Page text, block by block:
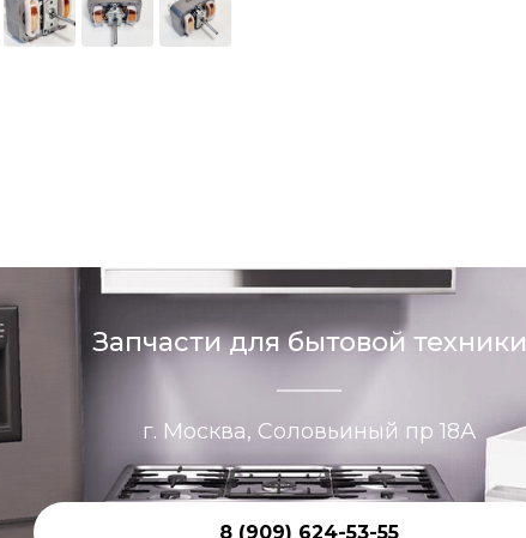
Запчасти для бытовой техники
г. Москва, Соловьиный пр 18А
8 (909) 624-53-55